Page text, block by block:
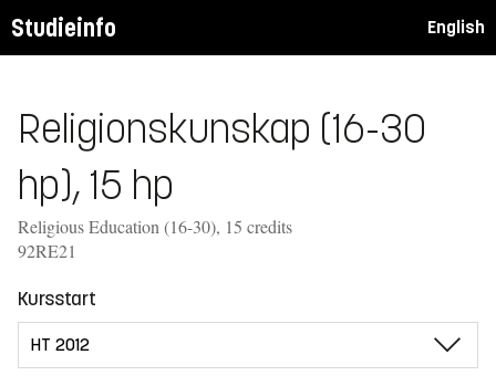
Studieinfo English
Religionskunskap (16-30
hp), 15 hp
Religious Education (16-30), 15 credits
92RE21
Kursstart